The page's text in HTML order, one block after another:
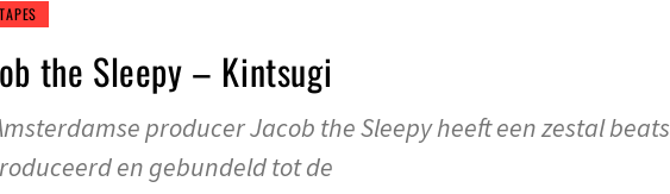
the Sleepy – Kintsugi
producer Jacob the Sleepy heeft een zestal beats
en gebundeld tot de